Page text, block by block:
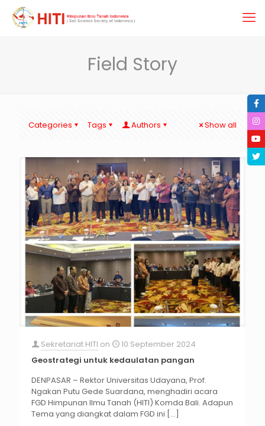
Field Story
Categories Tags Authors Show all
Sekretariat HITI on
10 September 2024
Geostrategi untuk kedaulatan pangan
DENPASAR – Rektor Universitas Udayana, Prof.
Ngakan Putu Gede Suardana, menghadiri acara
FGD Himpunan Ilmu Tanah (HITI) Komda Bali. Adapun
Tema yang diangkat dalam FGD ini […]